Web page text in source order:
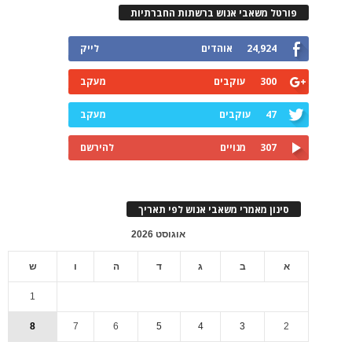
פורטל משאבי אנוש ברשתות החברתיות
24,924 אוהדים לייק
300 עוקבים מעקב
47 עוקבים מעקב
307 מנויים להירשם
סינון מאמרי משאבי אנוש לפי תאריך
אוגוסט 2026
א ב ג ד ה ו ש
1
2
3
4
5
6
7
8